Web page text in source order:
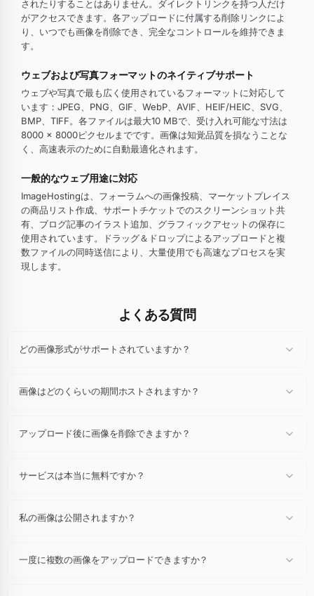
されたりすることはありません。ダイレクトリンクを持つ人だけ
がアクセスできます。各アップロードに付属する削除リンクによ
り、いつでも画像を削除でき、完全なコントロールを維持できま
す。
ウェブおよび写真フォーマットのネイティブサポート
ウェブや写真で最も広く使用されているフォーマットに対応して
います：JPEG、PNG、GIF、WebP、AVIF、HEIF/HEIC、SVG、
BMP、TIFF。各ファイルは最大10 MBで、受け入れ可能な寸法は
8000 × 8000ピクセルまでです。画像は知覚品質を損なうことな
く、高速表示のために自動最適化されます。
一般的なウェブ用途に対応
ImageHostingは、フォーラムへの画像投稿、マーケットプレイス
の商品リスト作成、サポートチケットでのスクリーンショット共
有、ブログ記事のイラスト追加、グラフィックアセットの保存に
使用されています。ドラッグ＆ドロップによるアップロードと複
数ファイルの同時送信により、大量使用でも高速なプロセスを実
現します。
よくある質問
どの画像形式がサポートされていますか？
GIF、WebP、SVG、BMP、TIFF、AVIF、HEIF/HEIC。画像あたりの最
画像はどのくらいの期間ホストされますか？
り、画像を削除することはありません。
アップロード後に画像を削除できますか？
削除するために直接お問い合わせいただくこともできます。
サービスは本当に無料ですか？
限や画像への広告はありません。
私の画像は公開されますか？
有しない限り、公開リストに掲載されたり、検索エンジンにインデック
一度に複数の画像をアップロードできますか？